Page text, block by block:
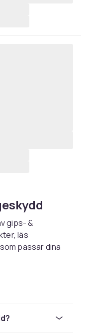
gips- &
läs
passar dina
specifika behov
sjukvården.